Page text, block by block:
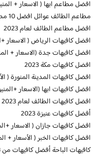
افضل مطاعم ابها ( الاسعار +
مطاعم الطائف عوائل افضل 10 مطاعم
افضل مطاعم الطائف لعام 2023
افضل كافيهات الرياض ( الاسعار
افضل كافيهات جدة (الاسعار +
افضل كافيهات مكة 2023
افضل كافيهات المدينة المنورة (
افضل كافيهات ابها (الاسعار
افضل كافيهات الطائف لعام 2023
أفضل كافيهات عنيزة 2023
افضل كافيهات جازان ( الاسعار
افضل كافيهات الخبر ( الأسعار +
كافيهات الباحة أفضل كافيهات